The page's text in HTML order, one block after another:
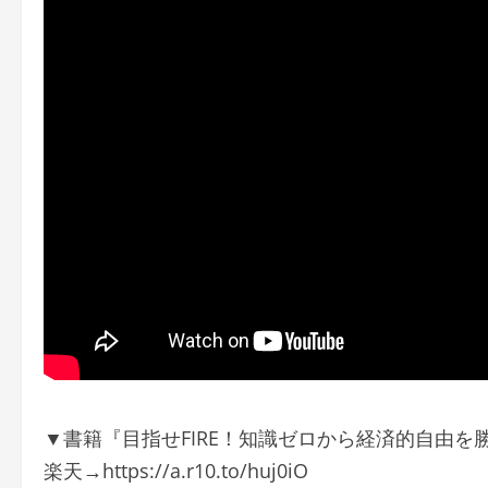
▼書籍『目指せFIRE！知識ゼロから経済的自由を
楽天→https://a.r10.to/huj0iO